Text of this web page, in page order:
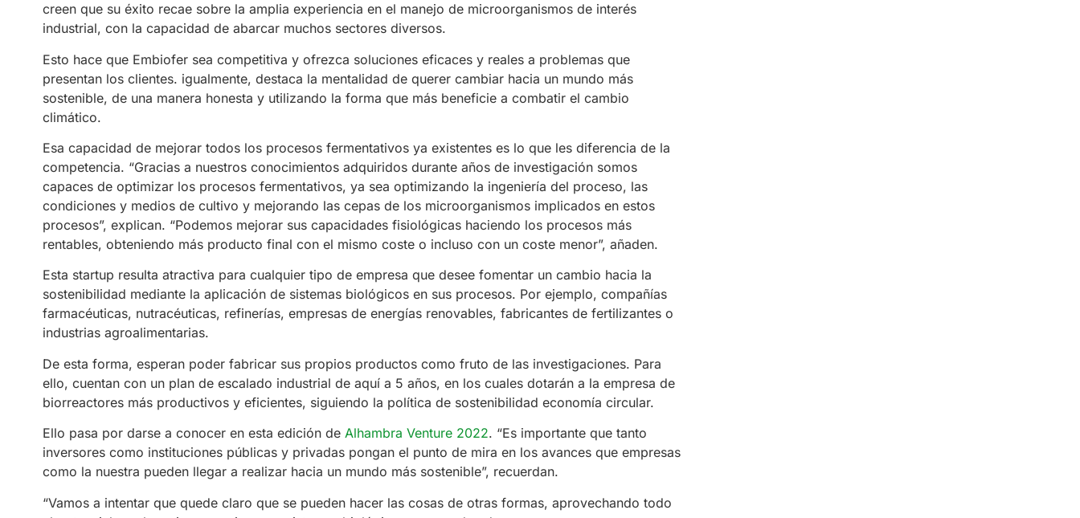
creen que su éxito recae sobre la amplia experiencia en el manejo de microorganismos de interés
industrial, con la capacidad de abarcar muchos sectores diversos.
Esto hace que Embiofer sea competitiva y ofrezca soluciones eficaces y reales a problemas que
presentan los clientes. igualmente, destaca la mentalidad de querer cambiar hacia un mundo más
sostenible, de una manera honesta y utilizando la forma que más beneficie a combatir el cambio
climático.
Esa capacidad de mejorar todos los procesos fermentativos ya existentes es lo que les diferencia de la
competencia. “Gracias a nuestros conocimientos adquiridos durante años de investigación somos
capaces de optimizar los procesos fermentativos, ya sea optimizando la ingeniería del proceso, las
condiciones y medios de cultivo y mejorando las cepas de los microorganismos implicados en estos
procesos”, explican. “Podemos mejorar sus capacidades fisiológicas haciendo los procesos más
rentables, obteniendo más producto final con el mismo coste o incluso con un coste menor”, añaden.
Esta startup resulta atractiva para cualquier tipo de empresa que desee fomentar un cambio hacia la
sostenibilidad mediante la aplicación de sistemas biológicos en sus procesos. Por ejemplo, compañías
farmacéuticas, nutracéuticas, refinerías, empresas de energías renovables, fabricantes de fertilizantes o
industrias agroalimentarias.
De esta forma, esperan poder fabricar sus propios productos como fruto de las investigaciones. Para
ello, cuentan con un plan de escalado industrial de aquí a 5 años, en los cuales dotarán a la empresa de
biorreactores más productivos y eficientes, siguiendo la política de sostenibilidad economía circular.
Ello pasa por darse a conocer en esta edición deAlhambra Venture 2022. “Es importante que tanto
inversores como instituciones públicas y privadas pongan el punto de mira en los avances que empresas
como la nuestra pueden llegar a realizar hacia un mundo más sostenible”, recuerdan.
“Vamos a intentar que quede claro que se pueden hacer las cosas de otras formas, aprovechando todo